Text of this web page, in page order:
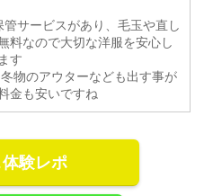
管サービスがあり、毛玉や直し
料なので大切な洋服を安心し
す
物のアウターなども出す事が
金も安いですね
体験レポ